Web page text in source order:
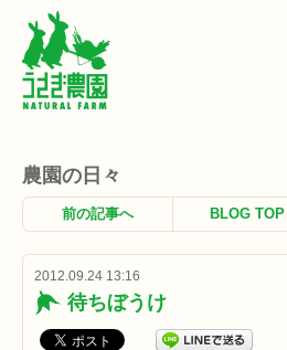
農園の日々
前の記事へ BLOG TOP
2012.09.24 13:16
待ちぼうけ